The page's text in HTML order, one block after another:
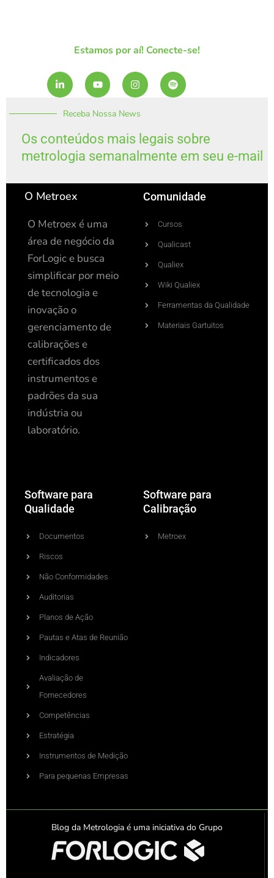
Estamos por aí! Conecte-se!
L
i
n
e
i
n
-
i
Y
o
u
u
e
I
n
s
a
r
a
m
S
p
o
y
Receba Nossa News
Os conteúdos mais legais sobre
metrologia semanalmente em seu e-mail
O Metroex
O Metroex é uma
área de negócio da
ForLogic e busca
simplificar por meio
de tecnologia e
inovação o
gerenciamento de
calibrações e
certificados dos
instrumentos e
padrões da sua
indústria ou
laboratório.
Comunidade
Cursos
Qualicast
Qualiex
Wiki Qualiex
Ferramentas da Qualidade
Materiais Gartuitos
Software para
Qualidade
Documentos
Riscos
Não Conformidades
Auditorias
Planos de Ação
Pautas e Atas de Reunião
Indicadores
Avaliação de
Fornecedores
Competências
Estratégia
Instrumentos de Medição
Para pequenas Empresas
Software para
Calibração
Metroex
Blog da Metrologia é uma iniciativa do Grupo